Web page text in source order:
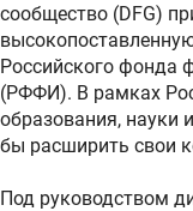
сообщество (DFG)
Российского фонда
(РФФИ). В рамках
образования, науки
бы расширить свои
Под руководством